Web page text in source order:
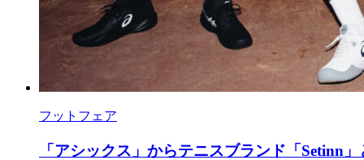
フットフェア
「アシックス」からテニスブランド「Setinn